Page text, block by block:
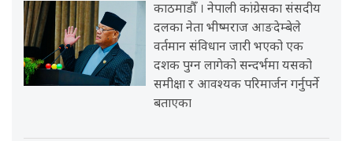
काठमाडौँ । नेपाली कांग्रेसका संसदीय
दलका नेता भीष्मराज आङदेम्बेले
वर्तमान संविधान जारी भएको एक
दशक पुग्न लागेको सन्दर्भमा यसको
समीक्षा र आवश्यक परिमार्जन गर्नुपर्ने
बताएका